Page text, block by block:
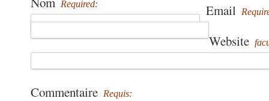
Required: Email
Website
Commentaire Requis: